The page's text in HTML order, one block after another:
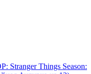
Stranger Things Season: